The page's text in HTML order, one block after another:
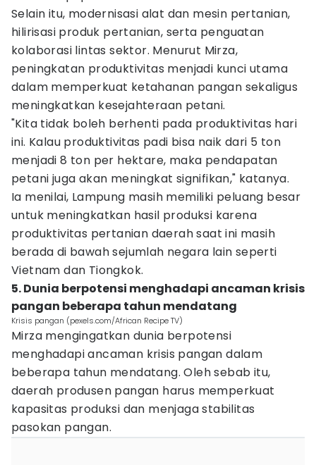
Selain itu, modernisasi alat dan mesin pertanian,
hilirisasi produk pertanian, serta penguatan
kolaborasi lintas sektor. Menurut Mirza,
peningkatan produktivitas menjadi kunci utama
dalam memperkuat ketahanan pangan sekaligus
meningkatkan kesejahteraan petani.
"Kita tidak boleh berhenti pada produktivitas hari
ini. Kalau produktivitas padi bisa naik dari 5 ton
menjadi 8 ton per hektare, maka pendapatan
petani juga akan meningkat signifikan," katanya.
Ia menilai, Lampung masih memiliki peluang besar
untuk meningkatkan hasil produksi karena
produktivitas pertanian daerah saat ini masih
berada di bawah sejumlah negara lain seperti
Vietnam dan Tiongkok.
5. Dunia berpotensi menghadapi ancaman krisis
pangan beberapa tahun mendatang
Krisis pangan (pexels.com/African Recipe TV)
Mirza mengingatkan dunia berpotensi
menghadapi ancaman krisis pangan dalam
beberapa tahun mendatang. Oleh sebab itu,
daerah produsen pangan harus memperkuat
kapasitas produksi dan menjaga stabilitas
pasokan pangan.